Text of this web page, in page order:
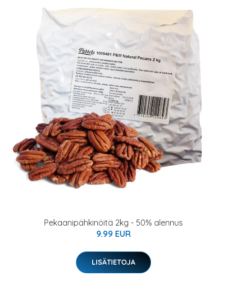
Pekaanipähkinöitä 2kg - 50% alennus
9.99 EUR
LISÄTIETOJA